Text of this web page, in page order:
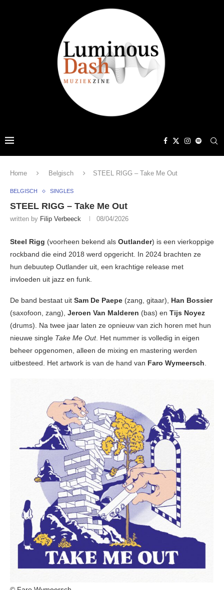
Home Belgisch STEEL RIGG – Take Me Out
BELGISCH SINGLES
STEEL RIGG – Take Me Out
written by Filip Verbeeck 08/04/2026
Steel Rigg (voorheen bekend als Outlander) is een vierkoppige
rockband die eind 2018 werd opgericht. In 2024 brachten ze
hun debuutep Outlander uit, een krachtige release met
invloeden uit jazz en funk.
De band bestaat uit Sam De Paepe (zang, gitaar), Han Bossier
(saxofoon, zang), Jeroen Van Malderen (bas) en Tijs Noyez
(drums). Na twee jaar laten ze opnieuw van zich horen met hun
nieuwe single Take Me Out. Het nummer is volledig in eigen
beheer opgenomen, alleen de mixing en mastering werden
uitbesteed. Het artwork is van de hand van Faro Wymeersch.